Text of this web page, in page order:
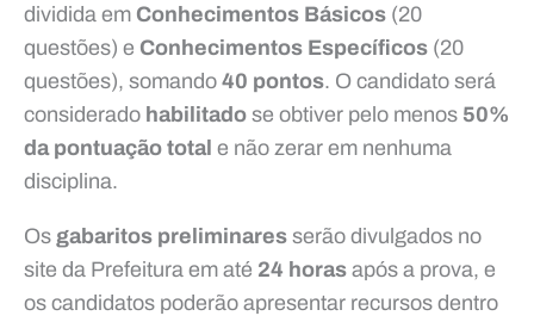
dividida em Conhecimentos Básicos (20
questões) e Conhecimentos Específicos (20
questões), somando 40 pontos. O candidato será
considerado habilitado se obtiver pelo menos 50%
da pontuação total e não zerar em nenhuma
disciplina.
Os gabaritos preliminares serão divulgados no
site da Prefeitura em até 24 horas após a prova, e
os candidatos poderão apresentar recursos dentro